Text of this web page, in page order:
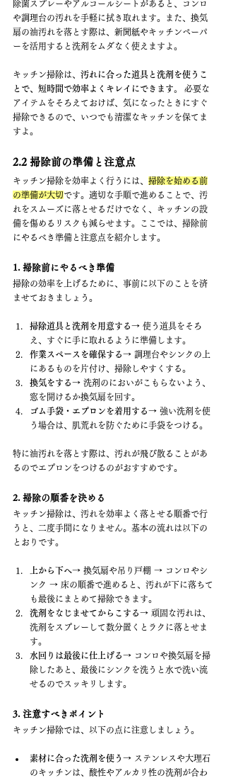
除菌スプレーやアルコールシートがあると、コンロ
や調理台の汚れを手軽に拭き取れます。また、換気
扇の油汚れを落とす際は、新聞紙やキッチンペーパ
ーを活用すると洗剤をムダなく使えますよ。
キッチン掃除は、 汚れに合った道具と洗剤を使うこ
とで、短時間で効率よくキレイにできます。
必要な
アイテムをそろえておけば、気になったときにすぐ
掃除できるので、いつでも清潔なキッチンを保てま
すよ。
2.2 掃除前の準備と注意点
キッチン掃除を効率よく行うには、 掃除を始める前
の準備が大切です。適切な手順で進めることで、汚
れをスムーズに落とせるだけでなく、キッチンの設
備を傷めるリスクも減らせます。ここでは、掃除前
にやるべき準備と注意点を紹介します。
1. 掃除前にやるべき準備
掃除の効率を上げるために、事前に以下のことを済
ませておきましょう。
掃除道具と洗剤を用意する→ 使う道具をそろ
え、すぐに手に取れるように準備します。
作業スペースを確保する→ 調理台やシンクの上
にあるものを片付け、掃除しやすくする。
換気をする→ 洗剤のにおいがこもらないよう、
窓を開けるか換気扇を回す。
ゴム手袋・エプロンを着用する→ 強い洗剤を使
う場合は、肌荒れを防ぐために手袋をつける。
特に油汚れを落とす際は、汚れが飛び散ることがあ
るのでエプロンをつけるのがおすすめです。
2. 掃除の順番を決める
キッチン掃除は、汚れを効率よく落とせる順番で行
うと、二度手間になりません。基本の流れは以下の
とおりです。
上から下へ→ 換気扇や吊り戸棚 → コンロやシ
ンク → 床の順番で進めると、汚れが下に落ちて
も最後にまとめて掃除できます。
洗剤をなじませてからこする→ 頑固な汚れは、
洗剤をスプレーして数分置くとラクに落とせま
す。
水回りは最後に仕上げる→ コンロや換気扇を掃
除したあと、最後にシンクを洗うと水で洗い流
せるのでスッキリします。
3. 注意すべきポイント
キッチン掃除では、以下の点に注意しましょう。
素材に合った洗剤を使う → ステンレスや大理石
のキッチンは、酸性やアルカリ性の洗剤が合わ